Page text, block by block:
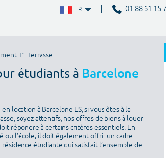
FR 01 88 61 15
T1 Terrasse
étudiants à Barcelone
location à Barcelone ES, si vous êtes à la
soyez attentifs, nos offres de biens à louer
répondre à certains critères essentiels. En
ou l’école, il doit également offrir un cadre
étudiante qui satisfait l’ensemble de